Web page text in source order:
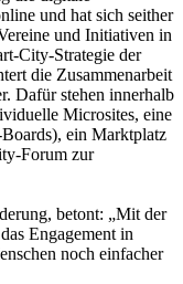
und hat sich seither
und Initiativen in
City-Strategie der
die Zusammenarbeit
Dafür stehen innerhalb
Microsites, eine
ein Marktplatz
Forum zur
betont: „Mit der
Engagement in
noch einfacher